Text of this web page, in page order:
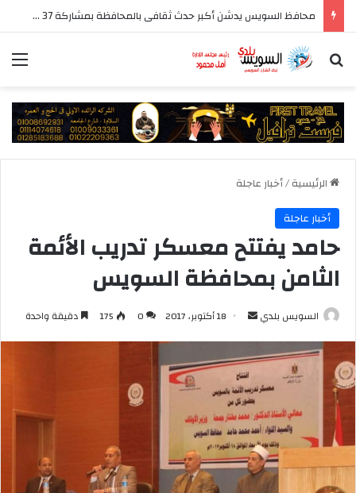
قصور الثقافة تشارك في معرض السويس الرابع للكتاب بأكثر من 250 عنوانا وببرنامج فني عبر المسرح المتنقل
بحث عن
الرئيسية/أخبار عاجلة
أخبار عاجلة
حامد يفتتح معسكر تدريب الأئمة
الثامن بمحافظة السويس
السويس بلدي
أرسل
إلكترونيا
18 أكتوبر، 2017 0
175 دقيقة واحدة